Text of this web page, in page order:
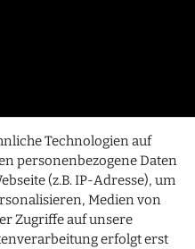
Technologien auf
personenbezogene Daten
(z.B. IP-Adresse), um
Medien von
Zugriffe auf unsere
erfolgt erst